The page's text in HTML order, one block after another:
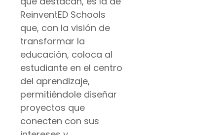
ReinventED Schools
que, con la visión de
transformar la
educación, coloca al
estudiante en el centro
del aprendizaje,
permitiéndole diseñar
proyectos que
conecten con sus